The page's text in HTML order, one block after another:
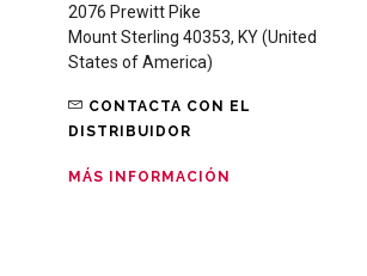
2076 Prewitt Pike
Mount Sterling 40353, KY (United
States of America)
CONTACTA CON EL
DISTRIBUIDOR
MÁS INFORMACIÓN